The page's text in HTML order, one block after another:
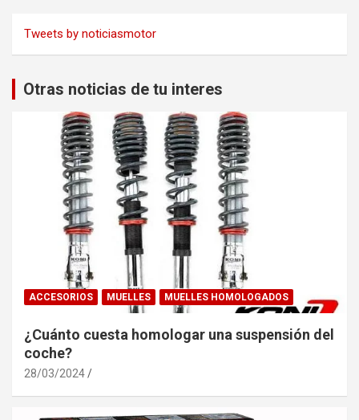
Tweets by noticiasmotor
Otras noticias de tu interes
ACCESORIOS MUELLES MUELLES HOMOLOGADOS
¿Cuánto cuesta homologar una suspensión del
coche?
28/03/2024